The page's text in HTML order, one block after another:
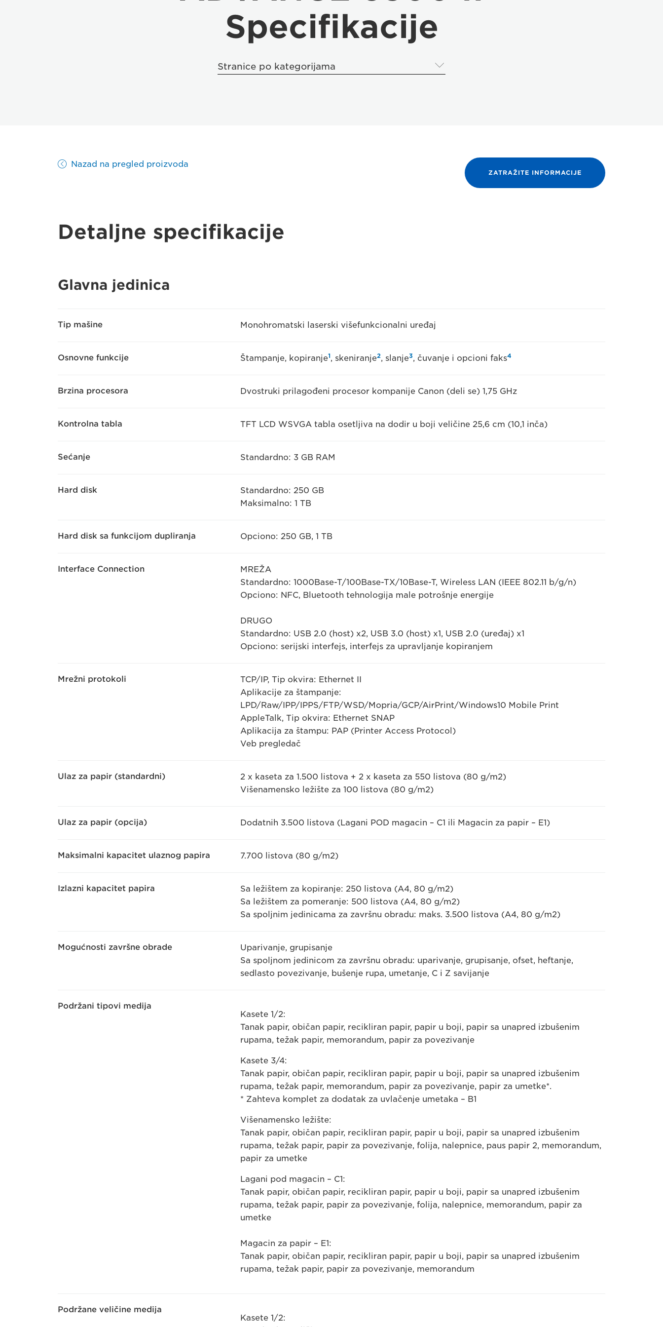
Specifikacije
Stranice po kategorijama
Nazad na pregled proizvoda
ZATRAŽITE INFORMACIJE
Detaljne specifikacije
Glavna jedinica
Tip mašine Monohromatski laserski višefunkcionalni uređaj
Osnovne funkcije Štampanje, kopiranje1, skeniranje2, slanje3, čuvanje i opcioni faks4
Brzina procesora Dvostruki prilagođeni procesor kompanije Canon (deli se) 1,75 GHz
Kontrolna tabla TFT LCD WSVGA tabla osetljiva na dodir u boji veličine 25,6 cm (10,1 inča)
Sećanje Standardno: 3 GB RAM
Hard disk
Standardno: 250 GB
Maksimalno: 1 TB
Hard disk sa funkcijom dupliranja Opciono: 250 GB, 1 TB
Interface Connection
MREŽA
Standardno: 1000Base-T/100Base-TX/10Base-T, Wireless LAN (IEEE 802.11 b/g/n)
Opciono: NFC, Bluetooth tehnologija male potrošnje energije
DRUGO
Standardno: USB 2.0 (host) x2, USB 3.0 (host) x1, USB 2.0 (uređaj) x1
Opciono: serijski interfejs, interfejs za upravljanje kopiranjem
Mrežni protokoli
TCP/IP, Tip okvira: Ethernet II
Aplikacije za štampanje:
LPD/Raw/IPP/IPPS/FTP/WSD/Mopria/GCP/AirPrint/Windows10 Mobile Print
AppleTalk, Tip okvira: Ethernet SNAP
Aplikacija za štampu: PAP (Printer Access Protocol)
Veb pregledač
Ulaz za papir (standardni)
2 x kaseta za 1.500 listova + 2 x kaseta za 550 listova (80 g/m2)
Višenamensko ležište za 100 listova (80 g/m2)
Ulaz za papir (opcija) Dodatnih 3.500 listova (Lagani POD magacin – C1 ili Magacin za papir – E1)
Maksimalni kapacitet ulaznog papira 7.700 listova (80 g/m2)
Izlazni kapacitet papira
Sa ležištem za kopiranje: 250 listova (A4, 80 g/m2)
Sa ležištem za pomeranje: 500 listova (A4, 80 g/m2)
Sa spoljnim jedinicama za završnu obradu: maks. 3.500 listova (A4, 80 g/m2)
Mogućnosti završne obrade
Uparivanje, grupisanje
Sa spoljnom jedinicom za završnu obradu: uparivanje, grupisanje, ofset, heftanje,
sedlasto povezivanje, bušenje rupa, umetanje, C i Z savijanje
Podržani tipovi medija
Kasete 1/2:
Tanak papir, običan papir, recikliran papir, papir u boji, papir sa unapred izbušenim
rupama, težak papir, memorandum, papir za povezivanje
Kasete 3/4:
Tanak papir, običan papir, recikliran papir, papir u boji, papir sa unapred izbušenim
rupama, težak papir, memorandum, papir za povezivanje, papir za umetke*.
* Zahteva komplet za dodatak za uvlačenje umetaka – B1
Višenamensko ležište:
Tanak papir, običan papir, recikliran papir, papir u boji, papir sa unapred izbušenim
rupama, težak papir, papir za povezivanje, folija, nalepnice, paus papir 2, memorandum,
papir za umetke
Lagani pod magacin – C1:
Tanak papir, običan papir, recikliran papir, papir u boji, papir sa unapred izbušenim
rupama, težak papir, papir za povezivanje, folija, nalepnice, memorandum, papir za
umetke
Magacin za papir – E1:
Tanak papir, običan papir, recikliran papir, papir u boji, papir sa unapred izbušenim
rupama, težak papir, papir za povezivanje, memorandum
Podržane veličine medija
Kasete 1/2: